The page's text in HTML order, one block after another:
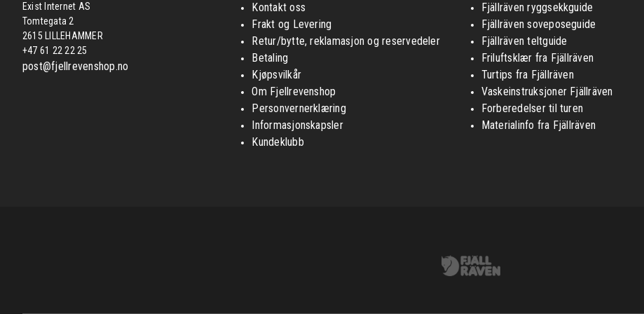
Exist Internet AS
Tomtegata 2
2615 LILLEHAMMER
+47 61 22 22 25
post@fjellrevenshop.no
Kontakt oss
Frakt og Levering
Retur/bytte, reklamasjon og reservedeler
Betaling
Kjøpsvilkår
Om Fjellrevenshop
Personvernerklæring
Informasjonskapsler
Kundeklubb
Fjällräven ryggsekkguide
Fjällräven soveposeguide
Fjällräven teltguide
Friluftsklær fra Fjällräven
Turtips fra Fjällräven
Vaskeinstruksjoner Fjällräven
Forberedelser til turen
Materialinfo fra Fjällräven